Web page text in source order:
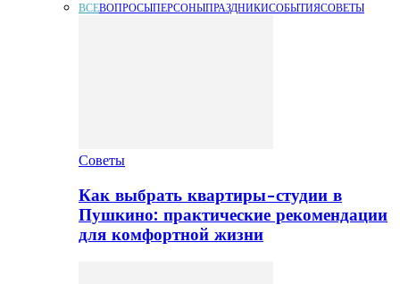
ВСЕВОПРОСЫПЕРСОНЫПРАЗДНИКИСОБЫТИЯСОВЕТЫ
Советы
Как выбрать квартиры-студии в
Пушкино: практические рекомендации
для комфортной жизни